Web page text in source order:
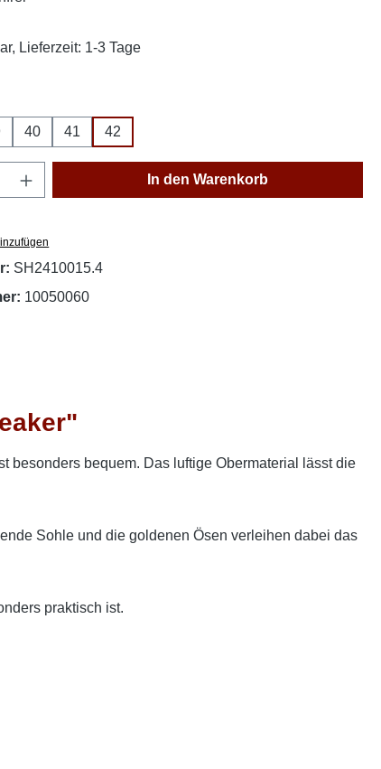
Lieferzeit: 1-3 Tage
40 41 42
Gib den gewünschten Wert ein
In den Warenkorb
SH2410015.4
10050060
besonders bequem. Das luftige Obermaterial lässt die
Sohle und die goldenen Ösen verleihen dabei das
praktisch ist.